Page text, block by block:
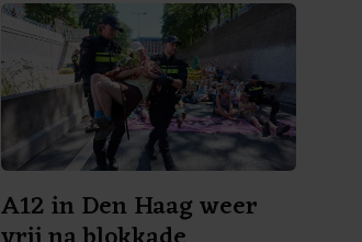
A12 in Den Haag weer